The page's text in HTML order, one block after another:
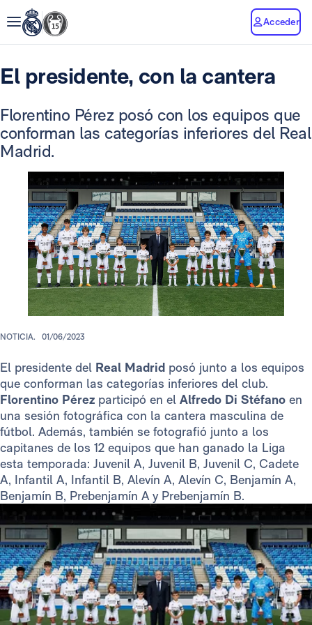
Acceder
El presidente, con la cantera
Florentino Pérez posó con los equipos que
conforman las categorías inferiores del Real
Madrid.
NOTICIA. 01/06/2023
El presidente del Real Madrid posó junto a los equipos
que conforman las categorías inferiores del club.
Florentino Pérez participó en el Alfredo Di Stéfano en
una sesión fotográfica con la cantera masculina de
fútbol. Además, también se fotografió junto a los
capitanes de los 12 equipos que han ganado la Liga
esta temporada: Juvenil A, Juvenil B, Juvenil C, Cadete
A, Infantil A, Infantil B, Alevín A, Alevín C, Benjamín A,
Benjamín B, Prebenjamín A y Prebenjamín B.